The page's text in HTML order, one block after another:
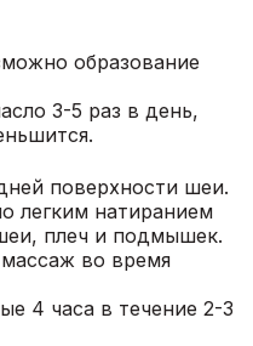
образование
3-5 раз в день,
поверхности шеи.
легким натиранием
плеч и подмышек.
во время
4 часа в течение 2-3